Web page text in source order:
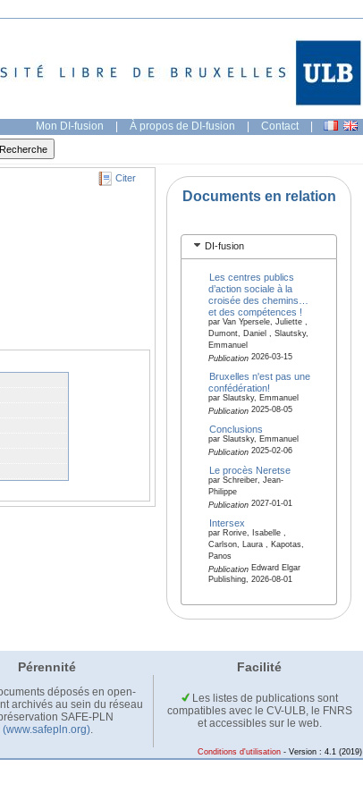
Mon DI-fusion | À propos de DI-fusion | Contact |
Citer
Documents en relation
DI-fusion
Les centres publics
d’action sociale à la
croisée des chemins…
et des compétences !
par Van Ypersele, Juliette ,
Dumont, Daniel , Slautsky,
Emmanuel
Publication2026-03-15
Bruxelles n'est pas une
confédération!
par Slautsky, Emmanuel
Publication2025-08-05
Conclusions
par Slautsky, Emmanuel
Publication2025-02-06
Le procès Neretse
par Schreiber, Jean-
Philippe
Publication2027-01-01
Intersex
par Rorive, Isabelle ,
Carlson, Laura , Kapotas,
Panos
PublicationEdward Elgar
Publishing, 2026-08-01
Pérennité Facilité
déposés en open-
archivés au sein du réseau
SAFE-PLN
(www.safepln.org).
Les listes de publications sont
compatibles avec le CV-ULB, le FNRS
et accessibles sur le web.
Conditions d'utilisation - Version : 4.1 (2019)